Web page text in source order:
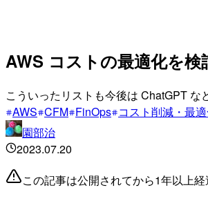
AWS コストの最適化を検
こういったリストも今後は ChatGPT
AWS CFM FinOps コスト削減・最
園部治
2023.07.20
この記事は公開されてから1年以上